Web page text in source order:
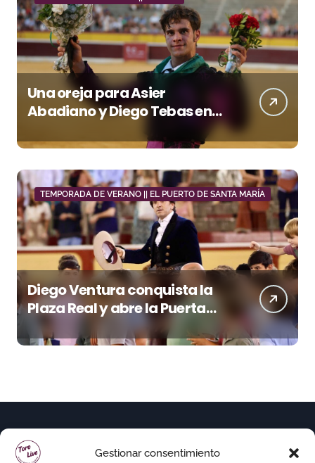
Gestionar consentimiento
Una oreja para Asier
Abadiano y Diego Tebas en
una apertura de la Albahaca
marcada por el buen juego
de Los Maños
TEMPORADA DE VERANO || EL PUERTO DE SANTA MARÍA
Diego Ventura conquista la
Plaza Real y abre la Puerta
Grande en El Puerto